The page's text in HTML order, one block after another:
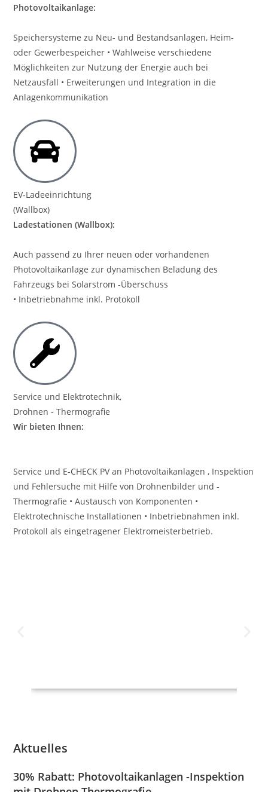
Photovoltaikanlage:
Speichersysteme zu Neu- und Bestandsanlagen, Heim-
oder Gewerbespeicher • Wahlweise verschiedene
Möglichkeiten zur Nutzung der Energie auch bei
Netzausfall • Erweiterungen und Integration in die
Anlagenkommunikation
EV-Ladeeinrichtung
(Wallbox)
Ladestationen (Wallbox):
Auch passend zu Ihrer neuen oder vorhandenen
Photovoltaikanlage zur dynamischen Beladung des
Fahrzeugs bei Solarstrom -Überschuss
• Inbetriebnahme inkl. Protokoll
Service und Elektrotechnik,
Drohnen - Thermografie
Wir bieten Ihnen:
Service und E-CHECK PV an Photovoltaikanlagen , Inspektion
und Fehlersuche mit Hilfe von Drohnenbilder und -
Thermografie • Austausch von Komponenten •
Elektrotechnische Installationen • Inbetriebnahmen inkl.
Protokoll als eingetragener Elektromeisterbetrieb.
Aktuelles
30% Rabatt: Photovoltaikanlagen -Inspektion